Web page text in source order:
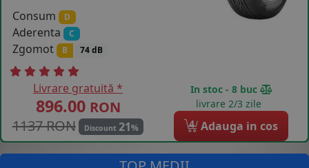
Consum
D
Aderenta C
Zgomot B 74 dB
Livrare gratuită *
896.00 RON
1137 RON
Discount 21%
In stoc - 8 buc
livrare 2/3 zile
4 Adauga in cos